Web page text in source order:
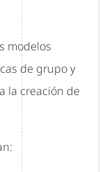
modelos
de grupo y
la creación de